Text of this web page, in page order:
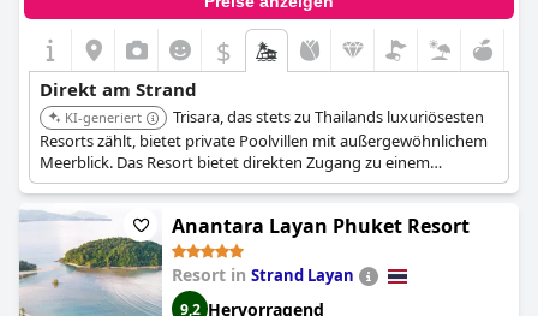
$
Direkt am Strand
KI-generiert
Trisara, das stets zu Thailands luxuriösesten
Resorts zählt, bietet private Poolvillen mit außergewöhnlichem
Meerblick. Das Resort bietet direkten Zugang zu einem
abgelegenen Strand und ist bekannt für seinen raffinierten
Service und seine hochwertigen Annehmlichkeiten,
einschließlich eines renommierten Spas.
Anantara Layan Phuket Resort
Resort in Strand Layan
9,2 Hervorragend